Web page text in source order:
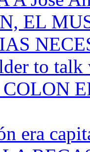
EL
to talk
era